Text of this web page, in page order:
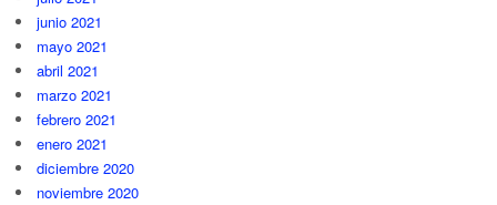
junio 2021
mayo 2021
abril 2021
marzo 2021
febrero 2021
enero 2021
diciembre 2020
noviembre 2020